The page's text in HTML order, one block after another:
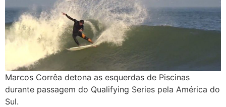
Marcos Corrêa detona as esquerdas de Piscinas
durante passagem do Qualifying Series pela América do
Sul.